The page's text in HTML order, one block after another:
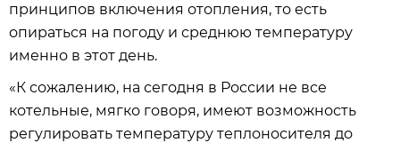
принципов включения отопления, то есть
опираться на погоду и среднюю температуру
именно в этот день.
«К сожалению, на сегодня в России не все
котельные, мягко говоря, имеют возможность
регулировать температуру теплоносителя до